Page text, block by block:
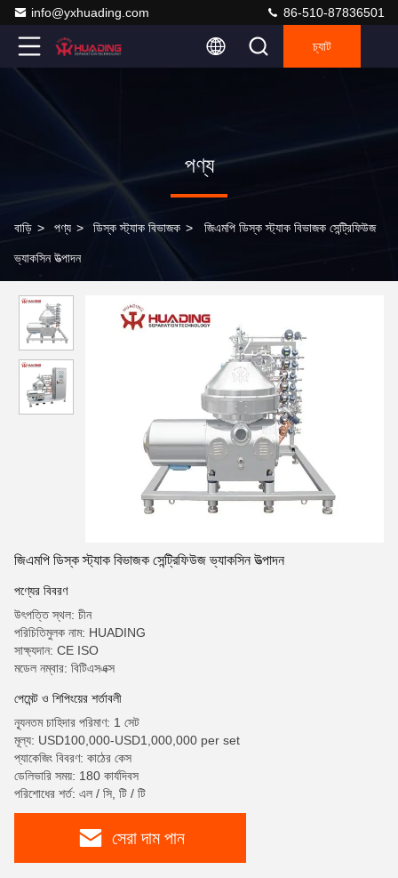
info@yxhuading.com 86-510-87836501
চ্যাট
পণ্য
বাড়ি > পণ্য > ডিস্ক স্ট্যাক বিভাজক > জিএমপি ডিস্ক স্ট্যাক বিভাজক সেন্ট্রিফিউজ
ভ্যাকসিন উত্পাদন
জিএমপি ডিস্ক স্ট্যাক বিভাজক সেন্ট্রিফিউজ ভ্যাকসিন উত্পাদন
পণ্যের বিবরণ
উৎপত্তি স্থল: চীন
পরিচিতিমুলক নাম: HUADING
সাক্ষ্যদান: CE ISO
মডেল নম্বার: বিটিএসএক্স
পেমেন্ট ও শিপিংয়ের শর্তাবলী
ন্যূনতম চাহিদার পরিমাণ: 1 সেট
মূল্য: USD100,000-USD1,000,000 per set
প্যাকেজিং বিবরণ: কাঠের কেস
ডেলিভারি সময়: 180 কার্যদিবস
পরিশোধের শর্ত: এল / সি, টি / টি
সেরা দাম পান